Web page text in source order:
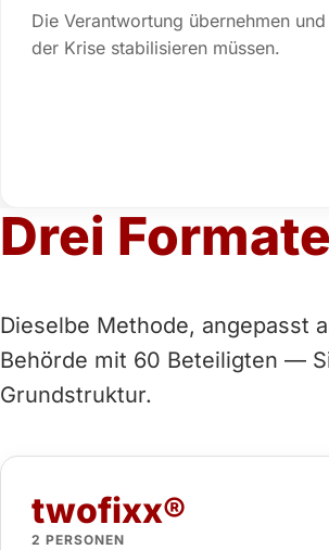
Die Verantwortung übernehmen
der Krise stabilisieren müssen.
Drei
Dieselbe Methode, angepasst
Behörde mit 60 Beteiligten —
Grundstruktur.
twofixx®
2 PERSONEN